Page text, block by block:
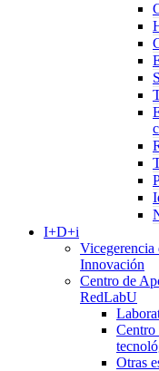
I+D+i
Vicegerencia
Innovación
Centro de
RedLabU
Centro
Otras